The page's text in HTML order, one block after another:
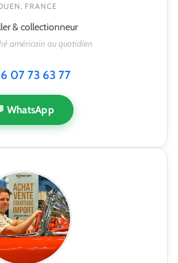
FRANCE
& collectionneur
américain au quotidien
07 73 63 77
WhatsApp